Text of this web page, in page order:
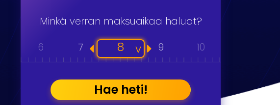
Minkä verran maksuaikaa haluat?
v
6 7 8 9 10
Hae heti!